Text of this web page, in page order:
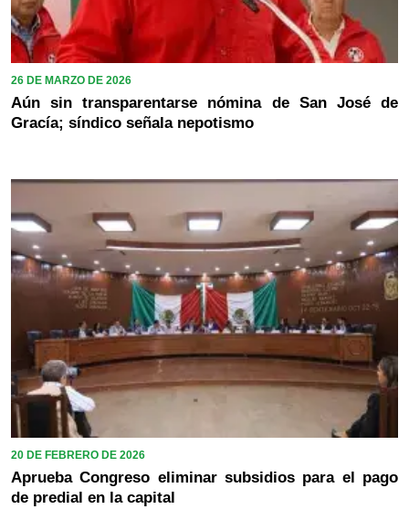
26 DE MARZO DE 2026
Aún sin transparentarse nómina de San José de
Gracía; síndico señala nepotismo
20 DE FEBRERO DE 2026
Aprueba Congreso eliminar subsidios para el pago
de predial en la capital